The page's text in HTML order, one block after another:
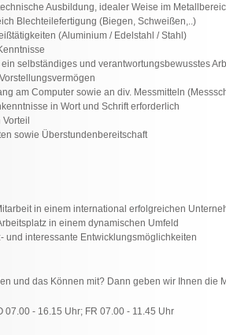
Ausbildung, idealer Weise im
Blechteilefertigung (Biegen, Schweißen,..)
(Aluminium / Edelstahl / Stahl)
selbständiges und verantwortungsbewusstes
am Computer sowie an div. Messmitteln
in Wort und Schrift erforderlich
sowie Überstundenbereitschaft
in einem international erfolgreichen
in einem dynamischen Umfeld
und interessante Entwicklungsmöglichkeiten
und das Können mit? Dann geben wir Ihnen die
07.00 - 16.15 Uhr; FR 07.00 - 11.45 Uhr